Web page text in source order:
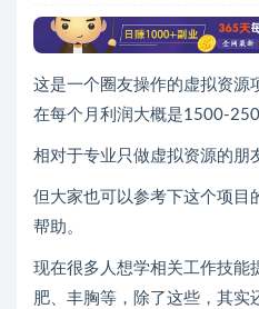
这是一个圈友操作的虚拟资源
在每个月利润大概是1500-
相对于专业只做虚拟资源的朋
但大家也可以参考下这个项目
帮助。
现在很多人想学相关工作技能
肥、丰胸等，除了这些，其实